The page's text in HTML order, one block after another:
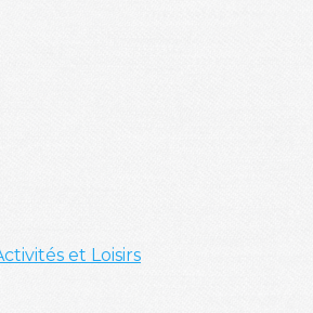
et Loisirs